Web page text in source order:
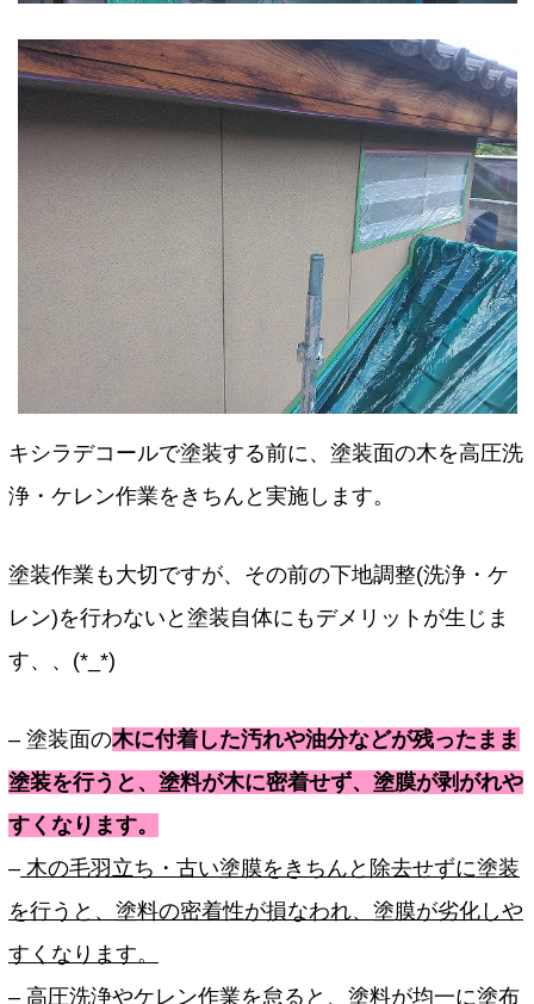
キシラデコールで塗装する前に、塗装面の木を高圧洗
浄・ケレン作業をきちんと実施します。
塗装作業も大切ですが、その前の下地調整(洗浄・ケ
レン)を行わないと塗装自体にもデメリットが生じま
す、、(*_*)
– 塗装面の木に付着した汚れや油分などが残ったまま
塗装を行うと、塗料が木に密着せず、塗膜が剥がれや
すくなります。
– 木の毛羽立ち・古い塗膜をきちんと除去せずに塗装
を行うと、塗料の密着性が損なわれ、塗膜が劣化しや
すくなります。
– 高圧洗浄やケレン作業を怠ると、塗料が均一に塗布